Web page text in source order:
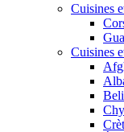
Cuisines
Cuisines